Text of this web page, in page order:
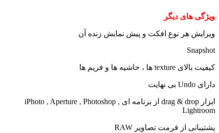
ویژگی های دیگر
ویرایش هر نوع افکت و پیش نمایش زنده آن
Snapshot
کیفیت بالای texture ها ، حاشیه ها و فریم ها
دارای Undo بی نهایت
ابزار drag & drop از برنامه ای iPhoto , Aperture , Photoshop ,
Lightroom
پشتیبانی از فرمت تصاویر RAW